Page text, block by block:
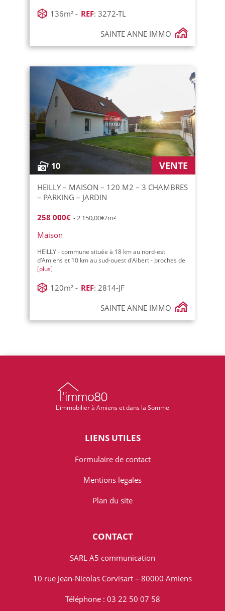
136m² - REF: 3272-TL
SAINTE ANNE IMMO
10 VENTE
HEILLY – MAISON – 120 M2 – 3 CHAMBRES
– PARKING – JARDIN
258 000€ - 2 150,00€/m²
Maison
HEILLY - commune située à 18 km au nord-est
d'Amiens et 10 km au sud-ouest d'Albert - proches de
[plus]
120m² - REF: 2814-JF
SAINTE ANNE IMMO
L'immobilier à Amiens et dans la Somme
LIENS UTILES
Formulaire de contact
Mentions legales
Plan du site
CONTACT
SARL A5 communication
10 rue Jean-Nicolas Corvisart – 80000 Amiens
Téléphone : 03 22 50 07 58